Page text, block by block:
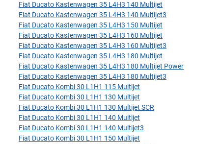
Fiat Ducato Kastenwagen 35 L4H3 140 Multijet
Fiat Ducato Kastenwagen 35 L4H3 140 Multijet3
Fiat Ducato Kastenwagen 35 L4H3 150 Multijet
Fiat Ducato Kastenwagen 35 L4H3 160 Multijet
Fiat Ducato Kastenwagen 35 L4H3 160 Multijet3
Fiat Ducato Kastenwagen 35 L4H3 180 Multijet
Fiat Ducato Kastenwagen 35 L4H3 180 Multijet Power
Fiat Ducato Kastenwagen 35 L4H3 180 Multijet3
Fiat Ducato Kombi 30 L1H1 115 Multijet
Fiat Ducato Kombi 30 L1H1 130 Multijet
Fiat Ducato Kombi 30 L1H1 130 Multijet SCR
Fiat Ducato Kombi 30 L1H1 140 Multijet
Fiat Ducato Kombi 30 L1H1 140 Multijet3
Fiat Ducato Kombi 30 L1H1 150 Multijet